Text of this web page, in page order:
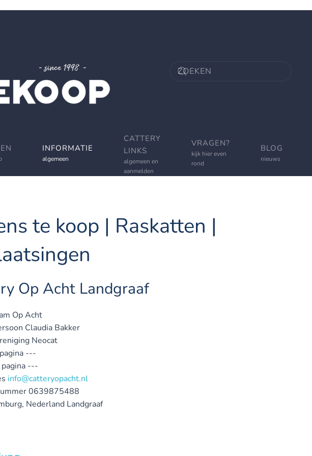
INFORMATIE
algemeen
CATTERY
LINKS
algemeen en
aanmelden
VRAGEN?
kijk hier even
rond
BLOG
nieuws
te koop | Raskatten |
Op Acht Landgraaf
Op Acht
Claudia Bakker
Neocat
---
---
info@catteryopacht.nl
0639875488
Nederland Landgraaf